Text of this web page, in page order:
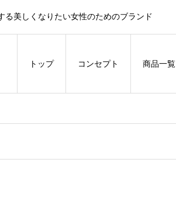
美しくなりたい女性のためのブランド
トップ コンセプト 商品一覧